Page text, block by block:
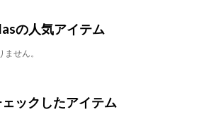
の人気アイテム
せん。
ックしたアイテム